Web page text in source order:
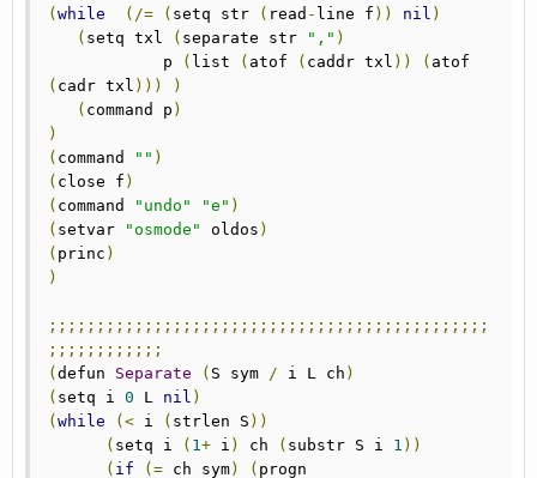
( while (/= ( setq str ( read - line f )) nil )
( setq txl ( separate str "," )
p
( list ( atof ( caddr txl )) (
( cadr txl )))
)
( command p )
)
( command "" )
( close f )
( command "undo" "e" )
( setvar "osmode" oldos )
( princ )
)
;;;;;;;;;;;;;;;;;;;;;;;;;;;;;;;;;;;;;;;;;;;;;;
;;;;;;;;;;;;
( defun Separate ( S sym / i L ch )
( setq i 0 L nil )
( while (< i ( strlen S ))
( setq i ( 1+ i ) ch ( substr S i 1 ))
( if (= ch sym) (